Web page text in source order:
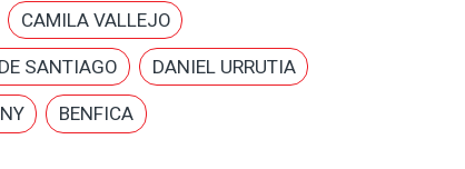
CAMILA VALLEJO
SANTIAGO DANIEL URRUTIA
BENFICA